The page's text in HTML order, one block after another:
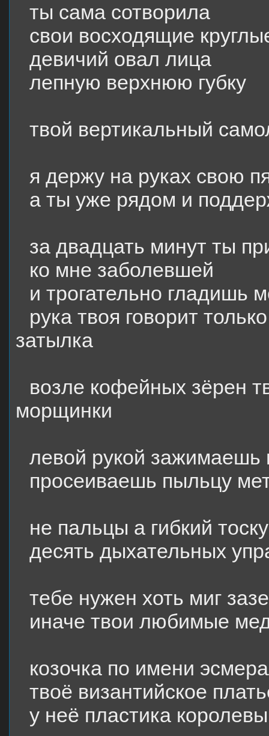
ты сама сотворила
свои восходящие
девичий овал лица
лепную верхнюю губку
твой вертикальный
я держу на руках свою
а ты уже рядом и
за двадцать минут ты
ко мне заболевшей
и трогательно гладишь
рука твоя говорит
затылка
возле кофейных зёрен
морщинки
левой рукой зажимаешь
просеиваешь пыльцу
не пальцы а гибкий
десять дыхательных
тебе нужен хоть миг
иначе твои любимые
козочка по имени
твоё византийское
у неё пластика